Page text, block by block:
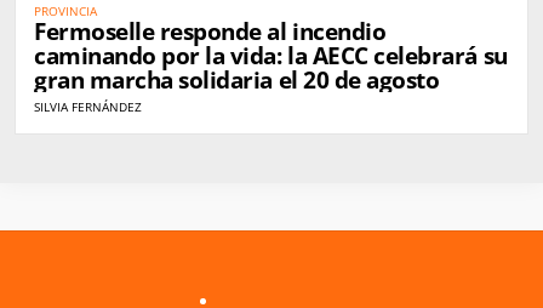
PROVINCIA
Fermoselle responde al incendio
caminando por la vida: la AECC celebrará su
gran marcha solidaria el 20 de agosto
SILVIA FERNÁNDEZ